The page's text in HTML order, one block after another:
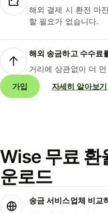
해외 결제 시 환전 마
할 필요가 없습니다.
해외 송금하고 수수료
거리에 상관없이 더
가입
자세히 알아보기
Wise 무료 환
운로드
송금 서비스업체 비교